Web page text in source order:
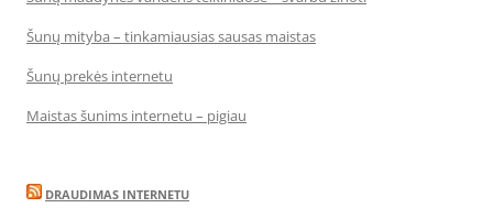
Šunų mityba – tinkamiausias sausas maistas
Šunų prekės internetu
Maistas šunims internetu – pigiau
DRAUDIMAS INTERNETU